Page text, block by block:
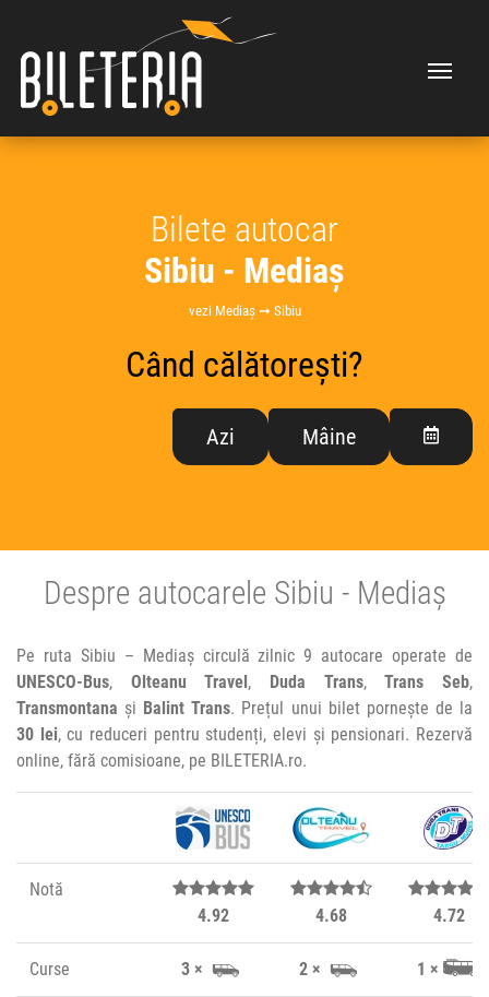
Bilete autocar
Sibiu - Mediaș
vezi Mediaș ➞ Sibiu
Când călătorești?
Azi Mâine
Despre autocarele Sibiu - Mediaș
Pe ruta Sibiu – Mediaș circulă zilnic 9 autocare operate de
UNESCO-Bus, Olteanu Travel , Duda Trans,Trans Seb,
Transmontana și Balint Trans. Prețul unui bilet pornește de la
30 lei, cu reduceri pentru studenți, elevi și pensionari. Rezervă
online, fără comisioane, pe BILETERIA.ro.
Notă
4.92
4.68 4.72
Curse 3 × 2 × 1 ×